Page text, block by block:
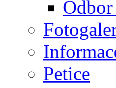
Petice